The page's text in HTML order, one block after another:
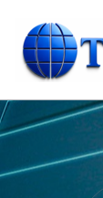
content